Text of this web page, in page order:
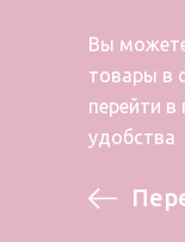
Вы
товары в
перейти
удобства